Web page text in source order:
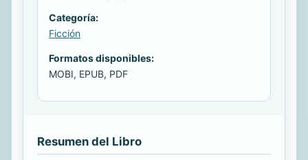
Categoría:
Ficción
Formatos disponibles:
MOBI, EPUB, PDF
Resumen del Libro